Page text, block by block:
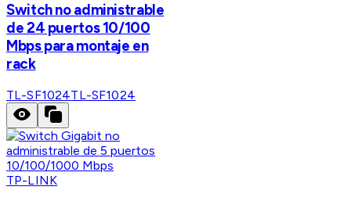
Switch no administrable
de 24 puertos 10/100
Mbps para montaje en
rack
TL-SF1024TL-SF1024
TP-LINK